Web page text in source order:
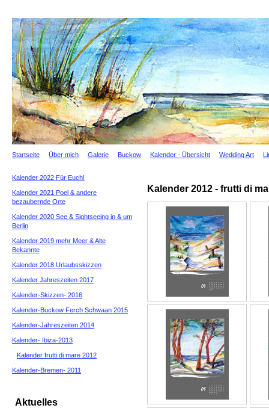
Startseite Über mich Galerie Buckow Kalender - Übersicht Wedding Art
Kalender 2012 - frutti di
Kalender 2022 Für Euch!
Kalender 2021 Poel & andere
bezaubernde Orte
Kalender 2020 See & Sightseeing in & um
Berlin
Kalender 2019 mehr Meer & Alte
Bekannte
Kalender 2018 Urlaubsskizzen
Kalender Jahreszeiten 2017
Kalender-Skizzen- 2016
Kalender-Buckow Ferch Schwaan 2015
Kalender-Jahreszeiten 2014
Kalender- Ibiza-2013
Kalender frutti di mare 2012
Kalender-Bremen- 2011
Aktuelles